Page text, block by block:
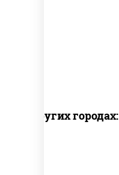
в других городах: